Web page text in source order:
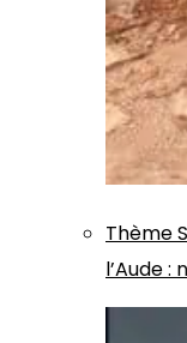
Thème
l’Aude